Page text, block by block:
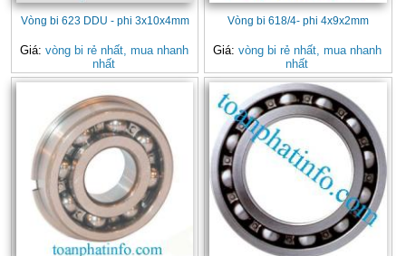
Vòng bi 623 DDU - phi 3x10x4mm
Giá: vòng bi rẻ nhất, mua nhanh
nhất
Vòng bi 618/4- phi 4x9x2mm
Giá: vòng bi rẻ nhất, mua nhanh
nhất